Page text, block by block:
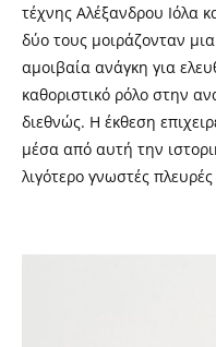
τέχνης Αλέξανδρου Ιόλα
δύο τους μοιράζονταν
αμοιβαία ανάγκη για
καθοριστικό ρόλο στην
διεθνώς. Η έκθεση
μέσα από αυτή την
λιγότερο γνωστές